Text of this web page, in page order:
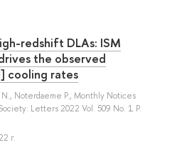
redshift DLAs: ISM
the observed
cooling rates
, Noterdaeme P., Monthly Notices
Letters 2022 Vol. 509 No. 1 P.
г.